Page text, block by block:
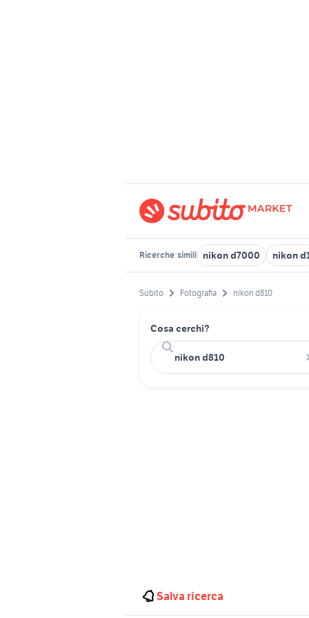
Ricerche simili nikon d7000 nikon
Subito Fotografia nikon d810
Cosa cerchi?
Salva ricerca